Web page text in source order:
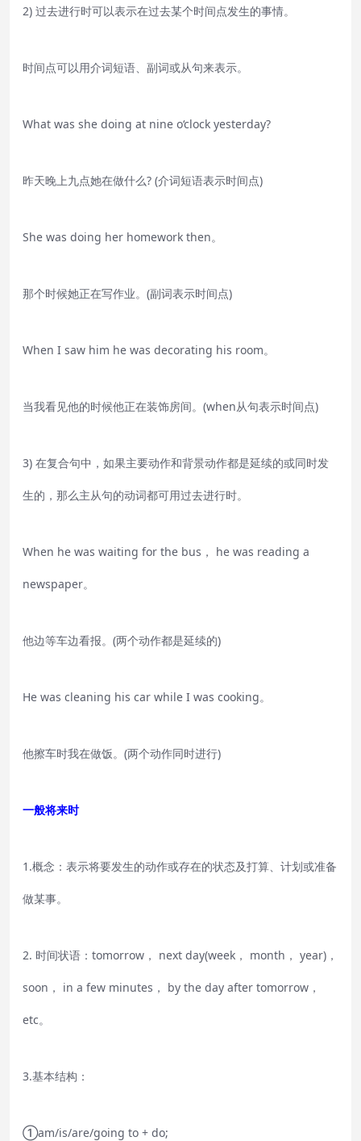
2) 过去进行时可以表示在过去某个时间点发生的事情。
时间点可以用介词短语、副词或从句来表示。
What was she doing at nine o‘clock yesterday?
昨天晚上九点她在做什么? (介词短语表示时间点)
She was doing her homework then。
那个时候她正在写作业。(副词表示时间点)
When I saw him he was decorating his room。
当我看见他的时候他正在装饰房间。(when从句表示时间点)
3) 在复合句中，如果主要动作和背景动作都是延续的或同时发
生的，那么主从句的动词都可用过去进行时。
When he was waiting for the bus， he was reading a
newspaper。
他边等车边看报。(两个动作都是延续的)
He was cleaning his car while I was cooking。
他擦车时我在做饭。(两个动作同时进行)
一般将来时
1.概念：表示将要发生的动作或存在的状态及打算、计划或准备
做某事。
2. 时间状语：tomorrow， next day(week， month， year)，
soon， in a few minutes， by the day after tomorrow，
etc。
3.基本结构：
①am/is/are/going to + do;